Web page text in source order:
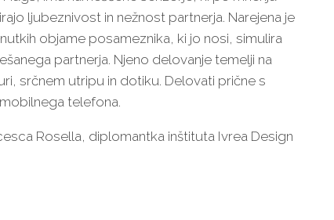
ljubeznivost in nežnost partnerja. Narejena je
objame posameznika, ki jo nosi, simulira
partnerja. Njeno delovanje temelji na
srčnem utripu in dotiku. Delovati prične s
telefona.
Rosella, diplomantka inštituta Ivrea Design